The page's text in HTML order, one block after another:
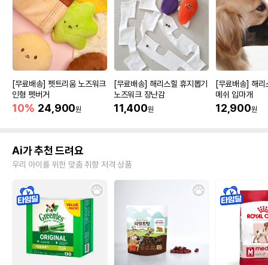
[무료배송] 펫트리움 노즈워크
인형 펫버거
10% 24,900원
[무료배송] 해리스힐 휴지뽑기
노즈워크 장난감
11,400원
[무료배송] 해리
메쉬 입마개
12,900원
Ai가 추천 드려요
우리 아이를 위한 맞춤 취향 저격 상품